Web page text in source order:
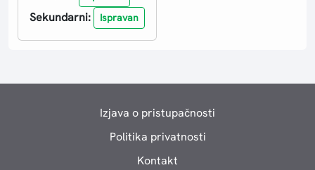
Sekundarni: Ispravan
Izjava o pristupačnosti
Politika privatnosti
Kontakt